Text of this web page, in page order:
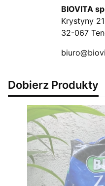
BIOVITA
Krystyny 21
32-067
Dobierz Produkty